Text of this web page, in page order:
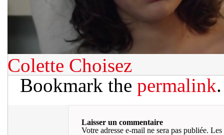
Colette Choisez
Bookmark the permalink.
Laisser un commentaire
Votre adresse e-mail ne sera pas publiée. Les